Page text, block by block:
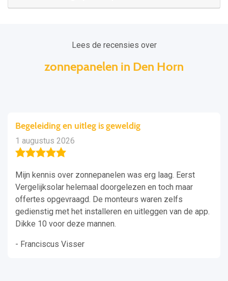
Lees de recensies over
zonnepanelen in Den Horn
Begeleiding en uitleg is geweldig
1 augustus 2026
Mijn kennis over zonnepanelen was erg laag. Eerst
Vergelijksolar helemaal doorgelezen en toch maar
offertes opgevraagd. De monteurs waren zelfs
gedienstig met het installeren en uitleggen van de app.
Dikke 10 voor deze mannen.
- Franciscus Visser